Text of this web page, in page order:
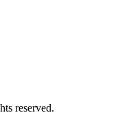
reserved.